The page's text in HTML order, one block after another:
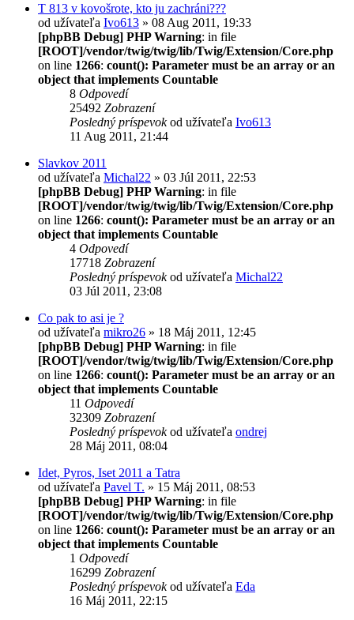
T 813 v kovošrote, kto ju zachráni???
od užívateľa Ivo613 » 08 Aug 2011, 19:33
[phpBB Debug] PHP Warning: in file
[ROOT]/vendor/twig/twig/lib/Twig/Extension/Core.php
on line 1266: count(): Parameter must be an array or an
object that implements Countable
8 Odpovedí
25492 Zobrazení
Posledný príspevokod užívateľa Ivo613
11 Aug 2011, 21:44
Slavkov 2011
od užívateľa Michal22 » 03 Júl 2011, 22:53
[phpBB Debug] PHP Warning: in file
[ROOT]/vendor/twig/twig/lib/Twig/Extension/Core.php
on line 1266: count(): Parameter must be an array or an
object that implements Countable
4 Odpovedí
17718 Zobrazení
Posledný príspevokod užívateľa Michal22
03 Júl 2011, 23:08
Co pak to asi je ?
od užívateľa mikro26 » 18 Máj 2011, 12:45
[phpBB Debug] PHP Warning: in file
[ROOT]/vendor/twig/twig/lib/Twig/Extension/Core.php
on line 1266: count(): Parameter must be an array or an
object that implements Countable
11 Odpovedí
32309 Zobrazení
Posledný príspevokod užívateľa ondrej
28 Máj 2011, 08:04
Idet, Pyros, Iset 2011 a Tatra
od užívateľa Pavel T. » 15 Máj 2011, 08:53
[phpBB Debug] PHP Warning: in file
[ROOT]/vendor/twig/twig/lib/Twig/Extension/Core.php
on line 1266: count(): Parameter must be an array or an
object that implements Countable
1 Odpovedí
16299 Zobrazení
Posledný príspevokod užívateľa Eda
16 Máj 2011, 22:15